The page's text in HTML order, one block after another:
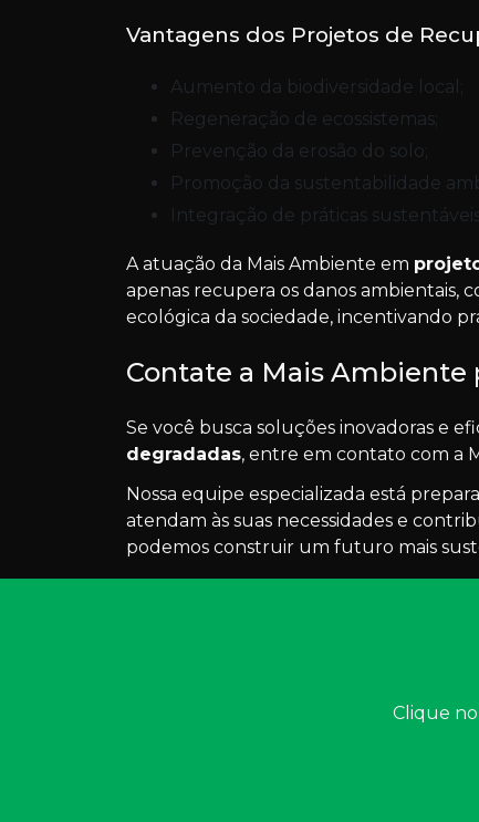
Vantagens dos Projetos de
Aumento da biodiversidade local;
Regeneração de ecossistemas;
Prevenção da erosão do solo;
Promoção da sustentabilidade
Integração de práticas
A atuação da Mais Ambiente em
apenas recupera os danos ambientais,
ecológica da sociedade, incentivando
Contate a Mais
Se você busca soluções inovadoras e
degradadas, entre em contato com a
Nossa equipe especializada está
atendam às suas necessidades e
podemos construir um futuro mais
Clique